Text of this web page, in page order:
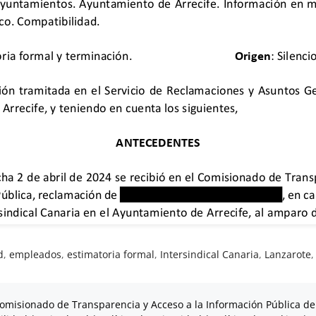
,empleados,estimatoria formal, Intersindical Canaria, Lanzarote
de Transparencia y Acceso a la Información Pública